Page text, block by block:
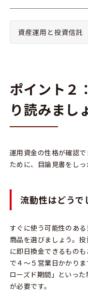
資産運用と投資信託
ポイント２
り読みまし
運用資金の性格が確認
ために、目論見書をしっ
流動性はどうで
すぐに使う可能性のあ
商品を選びましょう。
に即日換金できるもの
で４～５営業日かかり
ローズド期間」といっ
が必要です。